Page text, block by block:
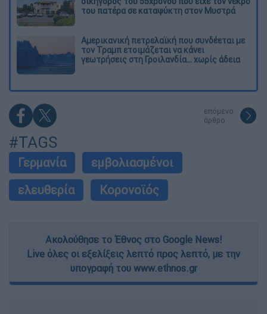
του πατέρα σε καταψύκτη στον Μυστρά
Αμερικανική πετρελαϊκή που συνδέεται με
τον Τραμπ ετοιμάζεται να κάνει
γεωτρήσεις στη Γροιλανδία... χωρίς άδεια
επόμενο
άρθρο
#TAGS
Γερμανία
εμβολιασμένοι
ελευθερία
Κορονοϊός
Ακολούθησε το Έθνος στο Google News!
Live όλες οι εξελίξεις λεπτό προς λεπτό, με την
υπογραφή του www.ethnos.gr